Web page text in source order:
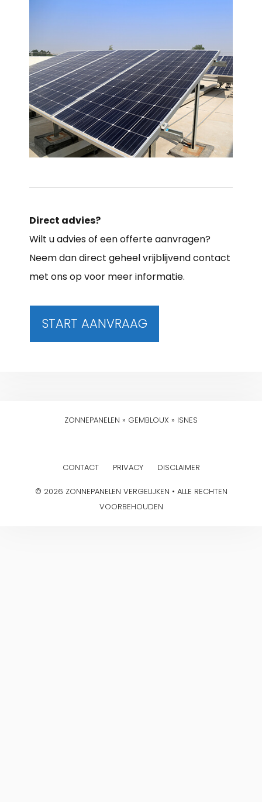
Direct advies?
Wilt u advies of een offerte aanvragen?
Neem dan direct geheel vrijblijvend contact
met ons op voor meer informatie.
START AANVRAAG
ZONNEPANELEN » GEMBLOUX » ISNES
CONTACT PRIVACY DISCLAIMER
© 2026 ZONNEPANELEN VERGELIJKEN • ALLE RECHTEN
VOORBEHOUDEN